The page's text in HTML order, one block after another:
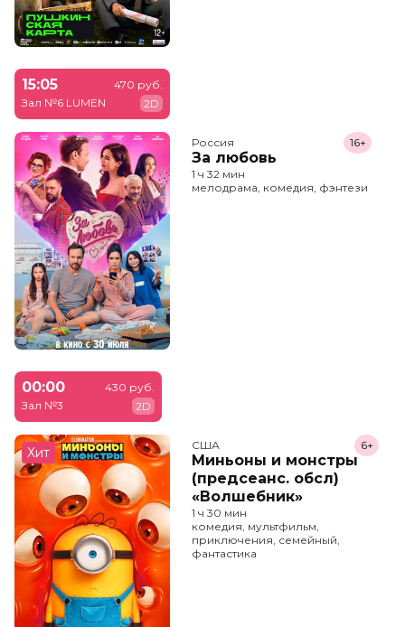
15:05
Зал №6 LUMEN
470 руб.
2D
Россия
За любовь
16+
1 ч 32 мин
мелодрама, комедия, фэнтези
00:00
Зал №3
430 руб.
2D
Хит США
Миньоны и монстры
(предсеанс. обсл)
«Волшебник»
6+
1 ч 30 мин
комедия, мультфильм,
приключения, семейный,
фантастика